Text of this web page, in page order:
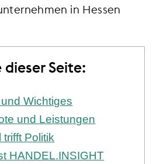
in Hessen
Seite:
Wichtiges
und Leistungen
trifft Politik
HANDEL.INSIGHT